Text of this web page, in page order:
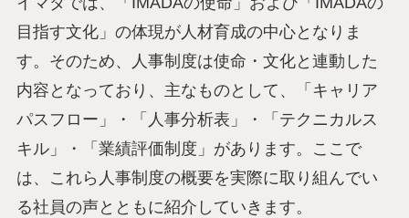
目指す文化」の体現が人材育成の中心となりま
す。そのため、人事制度は使命・文化と連動した
内容となっており、主なものとして、「キャリア
パスフロー」・「人事分析表」・「テクニカルス
キル」・「業績評価制度」があります。ここで
は、これら人事制度の概要を実際に取り組んでい
る社員の声とともに紹介していきます。